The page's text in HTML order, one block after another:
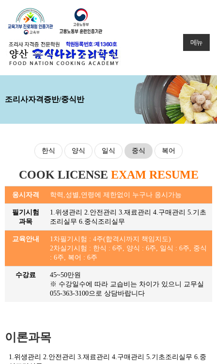
메뉴
조리사자격증반/중식반
한식 양식 일식 중식 복어
COOK LICENSE EXAM RESUME
응시자격 학력,성별,연령에 제한없이 누구나 응시가능
필기시험
과목
1.위생관리 2.안전관리 3.재료관리 4.구매관리 5.기초
조리실무 6.중식조리실무
교육안내
1차필기시험 : 4주(합격시까지 책임지도)
2차실기시험 : 한식 : 6주, 양식 : 6주, 일식 : 6주, 중식
: 6주, 복어 : 6주
수강료
45~50만원
※ 수강일수에 따라 교습비는 차이가 있으니 교무실
055-363-3100으로 상담바랍니다
이론과목
1.위생관리 2.안전관리 3.재료관리 4.구매관리 5.기초조리실무 6.중